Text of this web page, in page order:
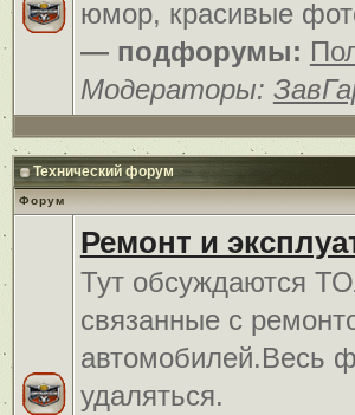
юмор, красивые
— подфорумы:
Модераторы:
Технический форум
Форум
Ремонт и
Тут обсуждаются
связанные с
автомобилей.Весь
удаляться.